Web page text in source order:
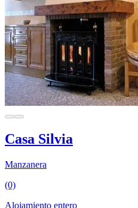
Casa Silvia
Manzanera
(0)
Alojamiento entero